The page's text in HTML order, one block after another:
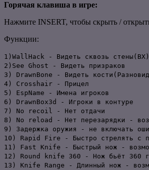
Горячая клавиша в игре:
Нажмите INSERT, чтобы скрыть /
Функции:
1)WallHack - Видеть сквозь
2)See Ghost - Видеть призраков
3) DrawnBone - Видеть
4) Crosshair - Прицел
5) EspName - Имена игроков
6) DrawnBox3d - Игроки в контуре
7) No recoil - Нет отдачи
8) No reload - Нет перезарядки -
9) Задержка оружия - не включать
10) Rapid Fire - Быстро стрелять с
11) Fast Knife - Быстрый нож -
12) Round knife 360 - Нож бьёт 360
13) Knife Range - Длинный нож -